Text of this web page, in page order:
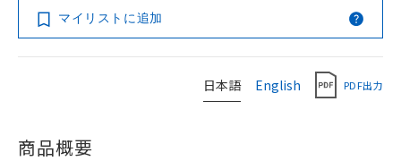
マイリストに追加
日本語 English PDF出力
商品概要